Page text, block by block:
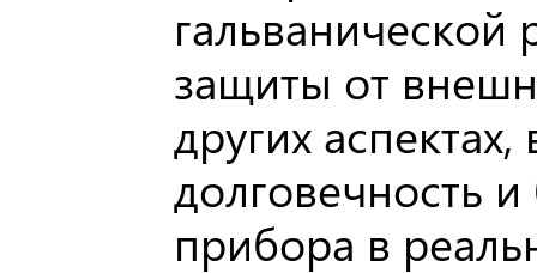
гальванической
защиты от
других
долговечность
прибора в